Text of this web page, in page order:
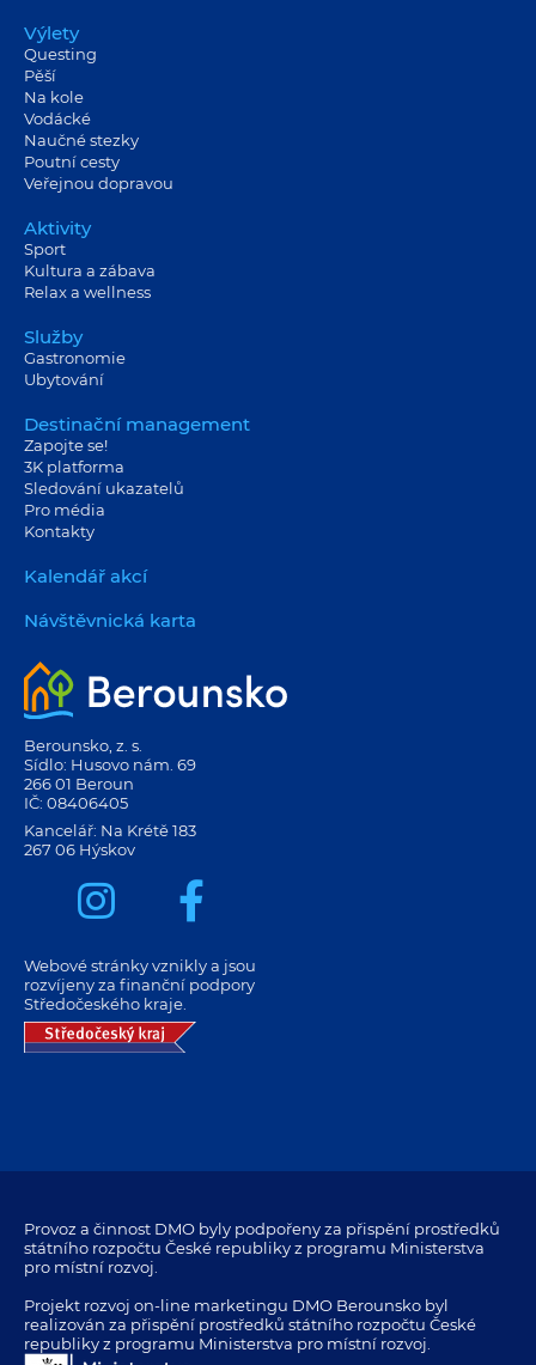
Výlety
Questing
Pěší
Na kole
Vodácké
Naučné stezky
Poutní cesty
Veřejnou dopravou
Aktivity
Sport
Kultura a zábava
Relax a wellness
Služby
Gastronomie
Ubytování
Destinační management
Zapojte se!
3K platforma
Sledování ukazatelů
Pro média
Kontakty
Kalendář akcí
Návštěvnická karta
Berounsko, z. s.
Sídlo: Husovo nám. 69
266 01 Beroun
IČ: 08406405
Kancelář: Na Krétě 183
267 06 Hýskov
Webové stránky vznikly a jsou
rozvíjeny za finanční podpory
Středočeského kraje.
Provoz a činnost DMO byly podpořeny za přispění prostředků
státního rozpočtu České republiky z programu Ministerstva
pro místní rozvoj.
Projekt rozvoj on-line marketingu DMO Berounsko byl
realizován za přispění prostředků státního rozpočtu České
republiky z programu Ministerstva pro místní rozvoj.